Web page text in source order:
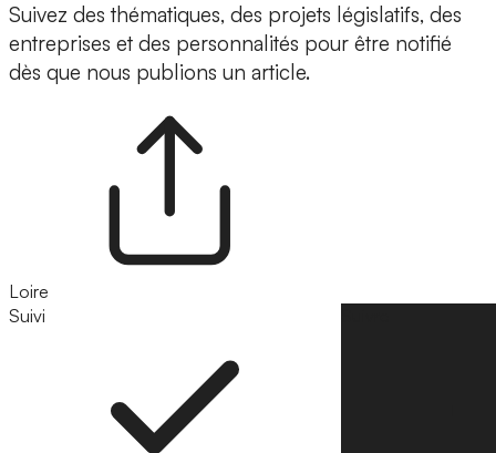
Suivez des thématiques, des projets législatifs, des
entreprises et des personnalités pour être notifié
dès que nous publions un article.
Loire
Suivi